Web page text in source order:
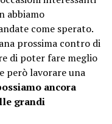
abbiamo
come sperato.
prossima contro di
di poter fare meglio
però lavorare una
ancora
grandi